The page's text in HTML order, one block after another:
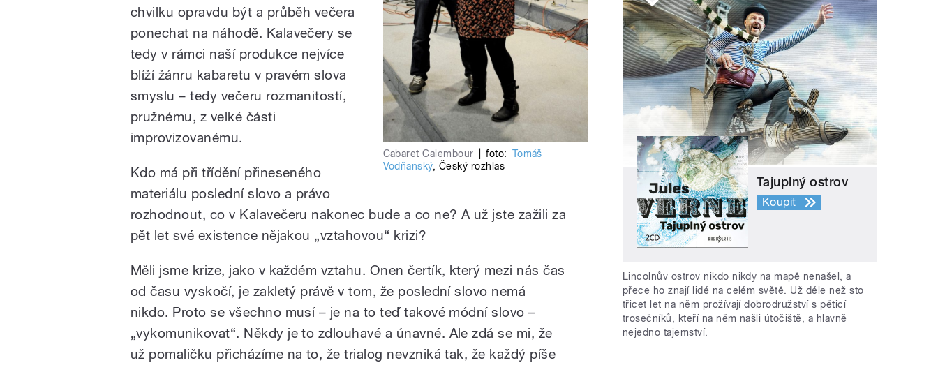
Cabaret Calembour foto: Tomáš
Vodňanský, Český rozhlas
chvilku opravdu být a průběh večera
ponechat na náhodě. Kalavečery se
tedy v rámci naší produkce nejvíce
blíží žánru kabaretu v pravém slova
smyslu – tedy večeru rozmanitostí,
pružnému, z velké části
improvizovanému.
Kdo má při třídění přineseného
materiálu poslední slovo a právo
rozhodnout, co v Kalavečeru nakonec bude a co ne? A už jste zažili za
pět let své existence nějakou „vztahovou“ krizi?
Měli jsme krize, jako v každém vztahu. Onen čertík, který mezi nás čas
od času vyskočí, je zakletý právě v tom, že poslední slovo nemá
nikdo. Proto se všechno musí – je na to teď takové módní slovo –
„vykomunikovat“. Někdy je to zdlouhavé a únavné. Ale zdá se mi, že
už pomaličku přicházíme na to, že trialog nevzniká tak, že každý píše
Tajuplný ostrov
Koupit
Lincolnův ostrov nikdo nikdy na mapě nenašel, a
přece ho znají lidé na celém světě. Už déle než sto
třicet let na něm prožívají dobrodružství s pěticí
trosečníků, kteří na něm našli útočiště, a hlavně
nejedno tajemství.